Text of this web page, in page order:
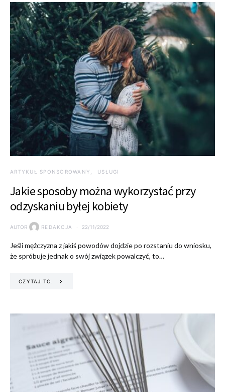
ARTYKUŁ SPONSOROWANY USŁUGI
Jakie sposoby można wykorzystać przy
odzyskaniu byłej kobiety
AUTOR REDAKCJA 22/11/2022
Jeśli mężczyzna z jakiś powodów dojdzie po rozstaniu do wniosku,
że spróbuje jednak o swój związek powalczyć, to…
CZYTAJ TO.